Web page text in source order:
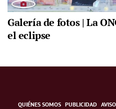
Galería de fotos | La
el eclipse
QUIÉNES SOMOS PUBLICIDAD